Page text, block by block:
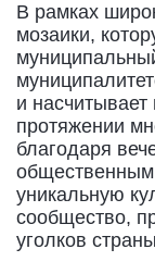
В рамках
мозаики,
и
протяжении
благодаря
общественным
уникальную
сообщество,
уголков